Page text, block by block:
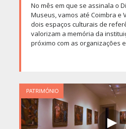
No mês em que se assinala o
Museus, vamos até Coimbra e
dois espaços culturais de
valorizam a memória da
próximo com as organizações
PATRIMÓNIO